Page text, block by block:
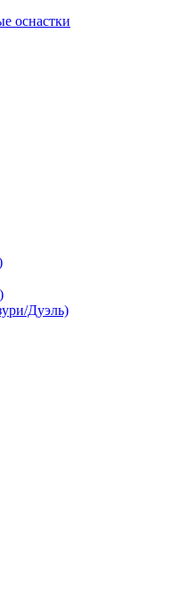
оснастки
Дуэль)